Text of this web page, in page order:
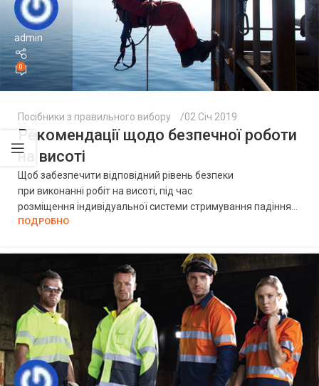
admin
0
Посібники з правильного вибору 02 Січ 2019
Рекомендації щодо безпечної роботи
на висоті
Щоб забезпечити відповідний рівень безпеки
при виконанні робіт на висоті, під час
розміщення індивідуальної системи стримування падіння...
ПОДРОБНО